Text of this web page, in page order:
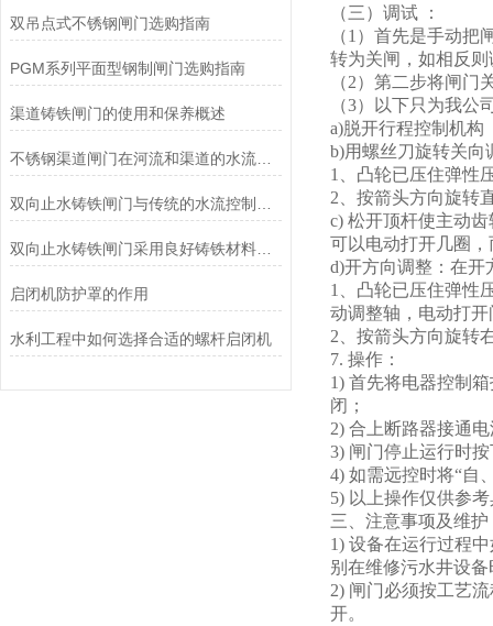
双吊点式不锈钢闸门选购指南
PGM系列平面型钢制闸门选购指南
渠道铸铁闸门的使用和保养概述
不锈钢渠道闸门在河流和渠道的水流控制中的应用
双向止水铸铁闸门采用良好铸铁材料制造
启闭机防护罩的作用
水利工程中如何选择合适的螺杆启闭机
（三）调试 ：
（1）首先是手动
转为关闸，如相反
（2）第二步将闸门
（3）以下只为我公
a)脱开行程控制机构
b)用螺丝刀旋转关向
1、凸轮已压住弹性
2、按箭头方向旋转
c) 松开顶杆使主动
可以电动打开几圈
d)开方向调整：在开
1、凸轮已压住弹性
动调整轴，电动打
2、按箭头方向旋转
7. 操作：
1) 首先将电器控制
闭；
2) 合上断路器接通
3) 闸门停止运行时
4) 如需远控时将“自
5) 以上操作仅供参
三、注意事项及维护
1) 设备在运行过程
别在维修污水井设
2) 闸门必须按工艺
开。